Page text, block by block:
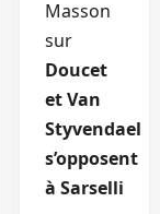
Masson
sur
Doucet
et Van
Styvendael
s’opposent
à Sarselli